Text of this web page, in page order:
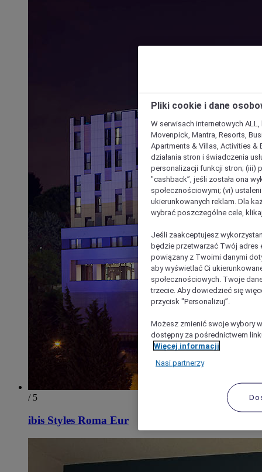
/ 5
ibis Styles Roma Eur
Pliki cookie i dane
W serwisach internetowych
Movenpick, Mantra, Resorts,
Apartments & Villas, Activities &
działania stron i świadczenia
personalizacji funkcji stron; (iii)
"cashback”, jeśli została ona
społecznościowymi; (vi)
ukierunkowanych reklam. Dla
wybrać poszczególne cele,
Jeśli zaakceptujesz
będzie przetwarzać Twój adres
powiązany z Twoimi danymi
aby wyświetlać Ci
społecznościowych. Twoje
trzecie. Aby dowiedzieć się
przycisk "Personalizuj”.
Możesz zmienić swoje wybory
dostępny za pośrednictwem
Więcej informacji
Nasi partnerzy